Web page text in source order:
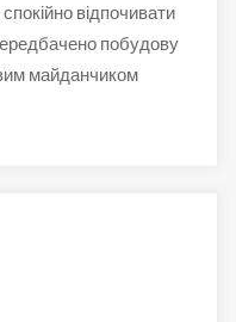
відпочивати
побудову
майданчиком